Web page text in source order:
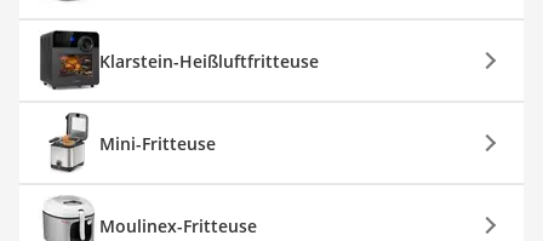
Klarstein-Heißluftfritteuse
Mini-Fritteuse
Moulinex-Fritteuse